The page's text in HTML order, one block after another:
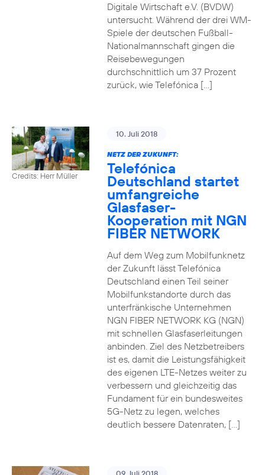
Digitale Wirtschaft e.V. (BVDW)
untersucht. Während der drei WM-
Spiele der deutschen Fußball-
Nationalmannschaft gingen die
Reisebewegungen
durchschnittlich um 37 Prozent
zurück, wie Telefónica […]
Credits: Herr Müller
10. Juli 2018
NETZ DER ZUKUNFT:
Telefónica
Deutschland startet
umfangreiche
Glasfaser-
Kooperation mit NGN
FIBER NETWORK
Auf dem Weg zum Mobilfunknetz
der Zukunft lässt Telefónica
Deutschland einen Teil seiner
Mobilfunkstandorte durch das
unterfränkische Unternehmen
NGN FIBER NETWORK KG (NGN)
mit schnellen Glasfaserleitungen
anbinden. Ziel des Netzbetreibers
ist es, damit die Leistungsfähigkeit
des eigenen LTE-Netzes weiter zu
verbessern und gleichzeitig das
Fundament für ein bundesweites
5G-Netz zu legen, welches
deutlich bessere Datenraten, […]